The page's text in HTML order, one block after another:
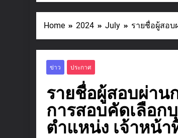
Home 2024 July รายชื่อผู้สอบ
ข่าว ประกาศ
รายชื่อผู้สอบผ่าน
การสอบคัดเลือก
ตำแหน่ง เจ้าหน้